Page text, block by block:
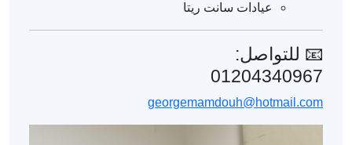
عيادات سانت ريتا
📧 للتواصل:
01204340967
georgemamdouh@hotmail.com